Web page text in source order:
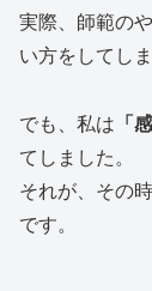
実際、師範の
い方をしてし
でも、私は 「
てしました。
それが、その
です。